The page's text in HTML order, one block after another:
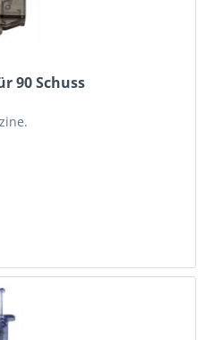
90 Schuss